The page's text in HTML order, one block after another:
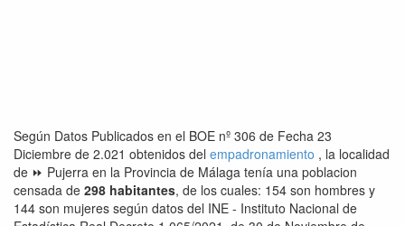
Según Datos Publicados en el BOE nº 306 de Fecha 23
Diciembre de 2.021 obtenidos del empadronamiento , la localidad
de ⏩ Pujerra en la Provincia de Málaga tenía una poblacion
censada de 298 habitantes, de los cuales: 154 son hombres y
144 son mujeres según datos del INE - Instituto Nacional de